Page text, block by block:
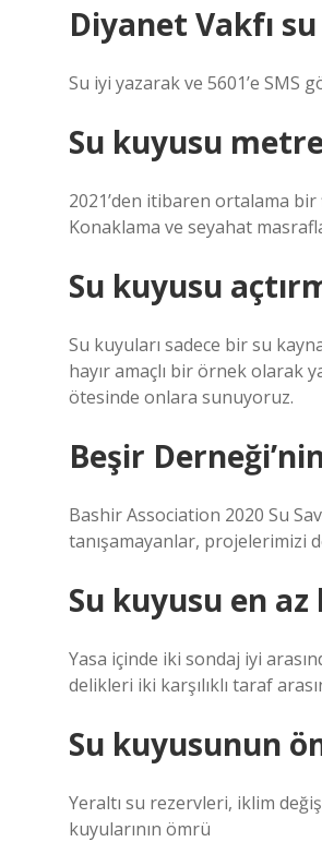
Diyanet Vakfı
Su iyi yazarak ve 5601’e SMS
Su kuyusu
2021’den itibaren ortalama bir
Konaklama ve seyahat
Su kuyusu
Su kuyuları sadece bir su
hayır amaçlı bir örnek olarak
ötesinde onlara sunuyoruz.
Beşir
Bashir Association 2020 Su
tanışamayanlar, projelerimizi
Su kuyusu en
Yasa içinde iki sondaj iyi
delikleri iki karşılıklı taraf
Su kuyusunun
Yeraltı su rezervleri, iklim
kuyularının ömrü